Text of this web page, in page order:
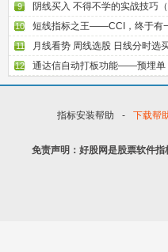
9 阴线买入 不得不学的实战技巧（
10 短线指标之王——CCI，终于有
11 月线看势 周线选股 日线分时选
12 通达信自动打板功能——预埋单
指标安装帮助 - 下载帮
免责声明：好股网是股票软件